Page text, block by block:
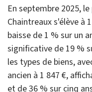
En septembre 2025,
Chaintreaux s'élève à
baisse de 1 % sur un
significative de 19 %
les types de biens,
ancien à 1 847 €,
et de 36 % sur cinq